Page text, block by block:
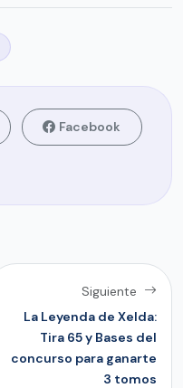
Facebook
Siguiente
La Leyenda de Xelda:
Tira 65 y Bases del
concurso para ganarte
3 tomos